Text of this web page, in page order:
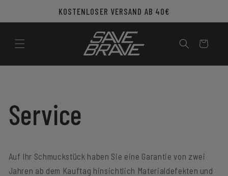
Inhalt
KOSTENLOSER VERSAND AB 40€
Warenkorb
Service
Auf Ihr Schmuckstück haben Sie eine Garantie von zwei
Jahren ab dem Kauftag hinsichtlich Materialdefekten und